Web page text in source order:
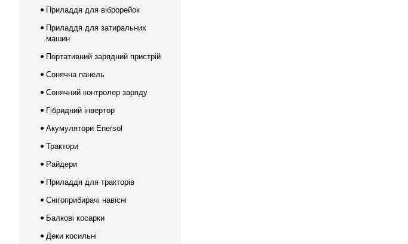
Приладдя для віброрейок
Приладдя для затиральних
машин
Портативний зарядний пристрій
Сонячна панель
Сонячний контролер заряду
Гібридний інвертор
Акумулятори Enersol
Трактори
Райдери
Приладдя для тракторів
Снігоприбирачі навісні
Балкові косарки
Деки косильні